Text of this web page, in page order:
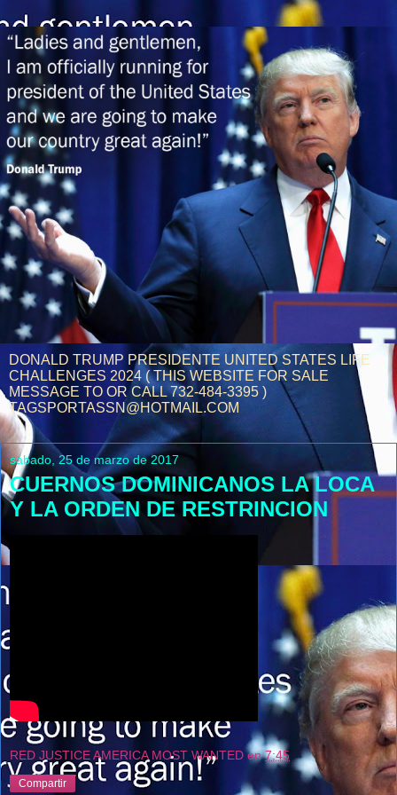
DONALD TRUMP PRESIDENTE UNITED STATES LIFE
CHALLENGES 2024 ( THIS WEBSITE FOR SALE
MESSAGE TO OR CALL 732-484-3395 )
TAGSPORTASSN@HOTMAIL.COM
sábado, 25 de marzo de 2017
CUERNOS DOMINICANOS LA LOCA
Y LA ORDEN DE RESTRINCION
RED JUSTICE AMERICA MOST WANTED en7:45
Compartir